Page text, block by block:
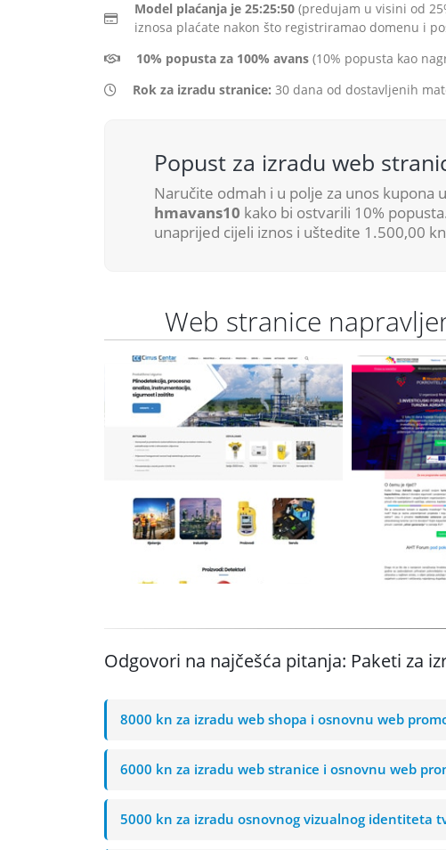
Model plaćanja je 25:25:50 (predujam u visini od
iznosa plaćate nakon što registriramao domenu i
10% popusta za 100% avans (10% popusta kao
Rok za izradu stranice: 30 dana od dostavljenih
Popust za izradu web
Naručite odmah i u polje za unos kupona
hmavans10 kako bi ostvarili 10%
unaprijed cijeli iznos i uštedite 1.500,00
Web stranice
Cirrus Centar
Premium predložak
www.cirrus-centar.hr
Odgovori na najčešća pitanja: Paketi za
8000 kn za izradu web shopa i osnovnu web
6000 kn za izradu web stranice i osnovnu web
5000 kn za izradu osnovnog vizualnog identiteta